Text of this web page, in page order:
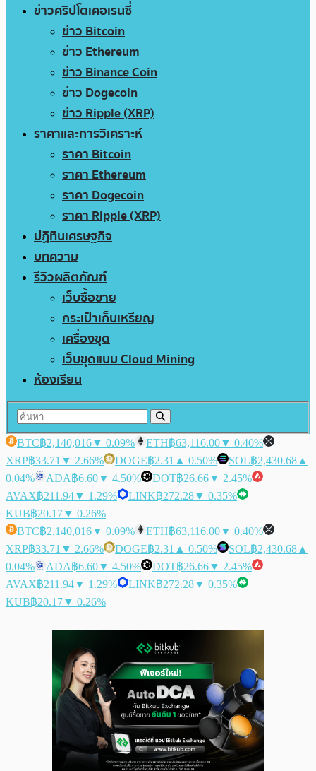
ข่าวคริปโตเคอเรนซี่
ข่าว Bitcoin
ข่าว Ethereum
ข่าว Binance Coin
ข่าว Dogecoin
ข่าว Ripple (XRP)
ราคาและการวิเคราะห์
ราคา Bitcoin
ราคา Ethereum
ราคา Dogecoin
ราคา Ripple (XRP)
ปฏิทินเศรษฐกิจ
บทความ
รีวิวผลิตภัณฑ์
เว็บซื้อขาย
กระเป๋าเก็บเหรียญ
เครื่องขุด
เว็บขุดแบบ Cloud Mining
ห้องเรียน
BTC฿2,140,016▼ 0.09% ETH฿63,116.00▼ 0.40%
XRP฿33.71 ▼ 2.66% DOGE฿2.31 ▲ 0.50% SOL฿2,430.68 ▲
0.04%
ADA฿6.60▼ 4.50% DOT฿26.66▼ 2.45%
AVAX฿211.94▼ 1.29% LINK฿272.28▼ 0.35%
KUB฿20.17▼ 0.26%
BTC฿2,140,016▼ 0.09% ETH฿63,116.00▼ 0.40%
XRP฿33.71 ▼ 2.66% DOGE฿2.31 ▲ 0.50% SOL฿2,430.68 ▲
0.04%
ADA฿6.60▼ 4.50% DOT฿26.66▼ 2.45%
AVAX฿211.94▼ 1.29% LINK฿272.28▼ 0.35%
KUB฿20.17▼ 0.26%